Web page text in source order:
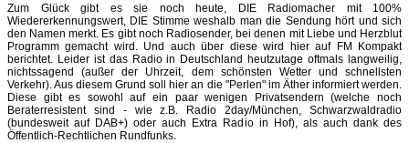
Zum Glück gibt es sie noch heute, DIE Radiomacher mit 100%
Wiedererkennungswert, DIE Stimme weshalb man die Sendung hört und sich
den Namen merkt. Es gibt noch Radiosender, bei denen mit Liebe und Herzblut
Programm gemacht wird. Und auch über diese wird hier auf FM Kompakt
berichtet. Leider ist das Radio in Deutschland heutzutage oftmals langweilig,
nichtssagend (außer der Uhrzeit, dem schönsten Wetter und schnellsten
Verkehr). Aus diesem Grund soll hier an die "Perlen" im Äther informiert werden.
Diese gibt es sowohl auf ein paar wenigen Privatsendern (welche noch
Beraterresistent sind - wie z.B. Radio 2day/München, Schwarzwaldradio
(bundesweit auf DAB+) oder auch Extra Radio in Hof), als auch dank des
Öffentlich-Rechtlichen Rundfunks.